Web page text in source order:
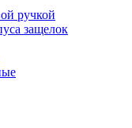
ручкой
защелок